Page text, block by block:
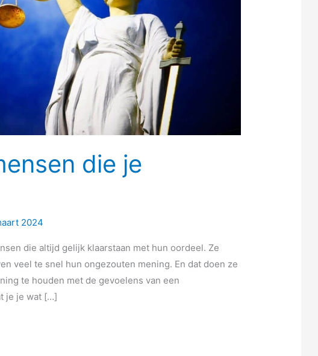
die je
2024
die altijd gelijk klaarstaan met hun oordeel. Ze
veel te snel hun ongezouten mening. En dat doen ze
te houden met de gevoelens van een
je je wat […]